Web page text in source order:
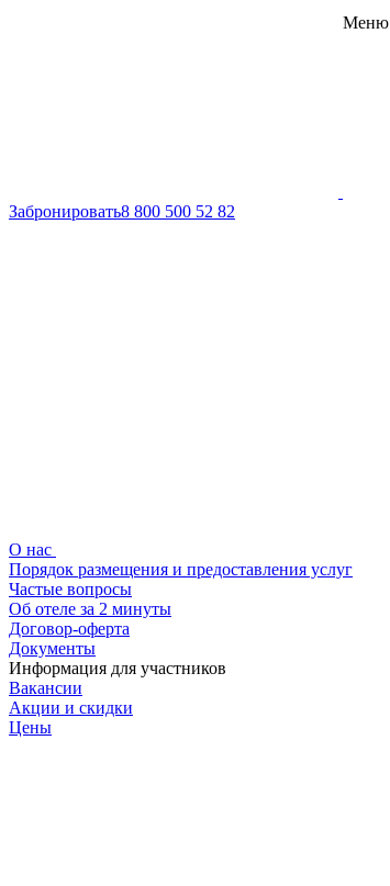
Меню
Забронировать8 800 500 52 82
О нас
Порядок размещения и предоставления услуг
Частые вопросы
Об отеле за 2 минуты
Договор-оферта
Документы
Информация для участников
Вакансии
Акции и скидки
Цены